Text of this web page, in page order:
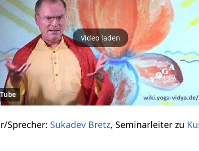
Video laden
Sprecher: Sukadev Bretz, Seminarleiter zu